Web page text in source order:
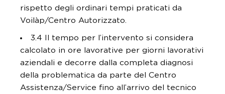
rispetto degli ordinari tempi praticati da
Voilàp/Centro Autorizzato.
3.4 Il tempo per l’intervento si considera
calcolato in ore lavorative per giorni lavorativi
aziendali e decorre dalla completa diagnosi
della problematica da parte del Centro
Assistenza/Service fino all’arrivo del tecnico